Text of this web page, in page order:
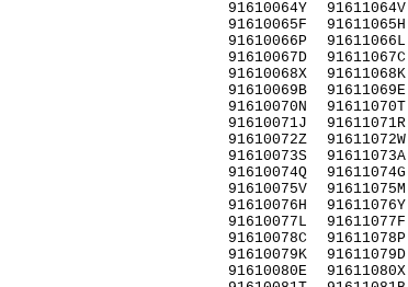
91610064Y
91610065F
91610066P
91610067D
91610068X
91610069B
91610070N
91610071J
91610072Z
91610073S
91610074Q
91610075V
91610076H
91610077L
91610078C
91610079K
91610080E
91611064V
91611065H
91611066L
91611067C
91611068K
91611069E
91611070T
91611071R
91611072W
91611073A
91611074G
91611075M
91611076Y
91611077F
91611078P
91611079D
91611080X